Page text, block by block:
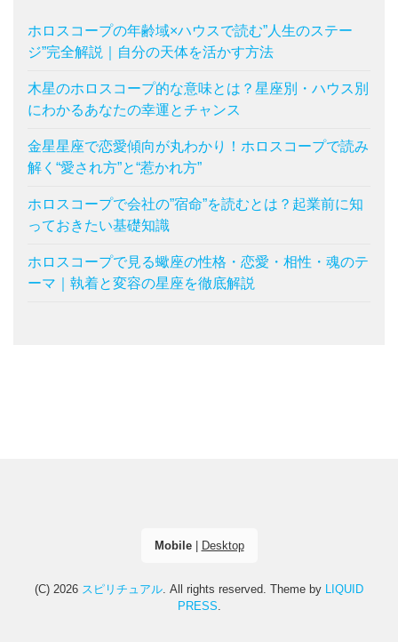
ホロスコープの年齢域×ハウスで読む”人生のステー
ジ”完全解説｜自分の天体を活かす方法
木星のホロスコープ的な意味とは？星座別・ハウス別
にわかるあなたの幸運とチャンス
金星星座で恋愛傾向が丸わかり！ホロスコープで読み
解く“愛され方”と“惹かれ方”
ホロスコープで会社の”宿命”を読むとは？起業前に知
っておきたい基礎知識
ホロスコープで見る蠍座の性格・恋愛・相性・魂のテ
ーマ｜執着と変容の星座を徹底解説
Mobile| Desktop
(C) 2026 スピリチュアル . All rights reserved. Theme by
LIQUID
PRESS